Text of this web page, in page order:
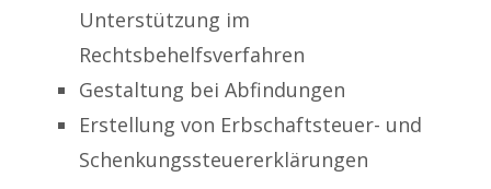
Unterstützung im
Rechtsbehelfsverfahren
Gestaltung bei Abfindungen
Erstellung von Erbschaftsteuer- und
Schenkungssteuererklärungen